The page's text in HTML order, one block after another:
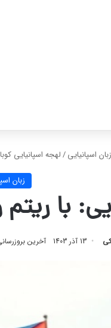
زبان اسپانیایی /لهجه اسپانیایی
زبان
با
13 آذر 1403 آخرین بروزرسانی: 13